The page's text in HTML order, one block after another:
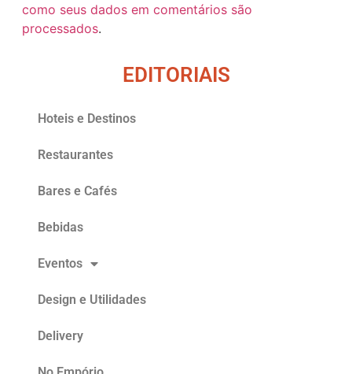
como seus dados em comentários são
processados.
EDITORIAIS
Hoteis e Destinos
Restaurantes
Bares e Cafés
Bebidas
Eventos
Design e Utilidades
Delivery